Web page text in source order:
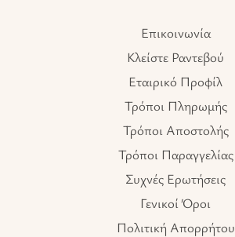
Επικοινωνία
Κλείστε Ραντεβού
Εταιρικό Προφίλ
Τρόποι Πληρωμής
Τρόποι Αποστολής
Τρόποι Παραγγελίας
Συχνές Ερωτήσεις
Γενικοί Όροι
Πολιτική Απορρήτου